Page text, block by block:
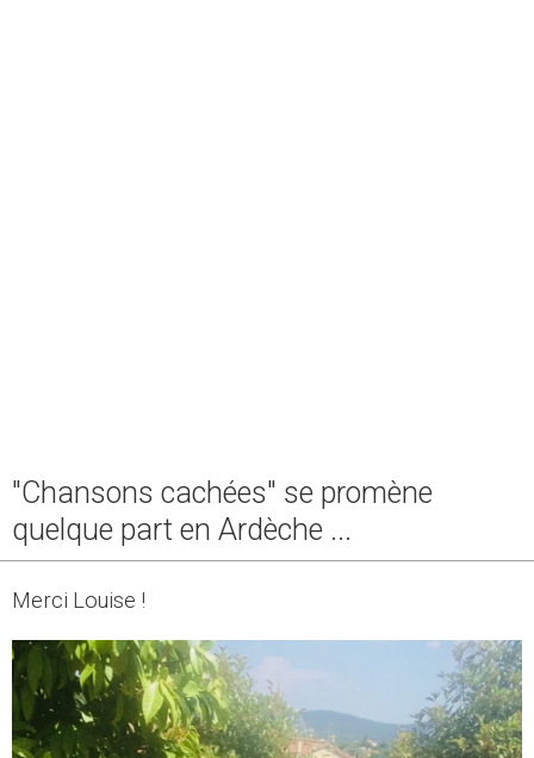
"Chansons cachées" se promène
quelque part en Ardèche ...
Merci Louise !